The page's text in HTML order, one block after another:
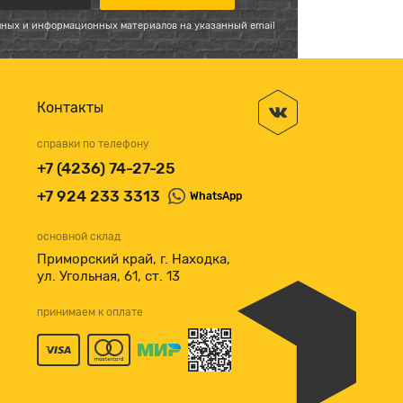
и информационных материалов на указанный email
Контакты
справки по телефону
+7 (4236) 74-27-25
+7 924 233 3313
WhatsApp
основной склад
Приморский край, г. Находка,
ул. Угольная, 61, ст. 13
принимаем к оплате